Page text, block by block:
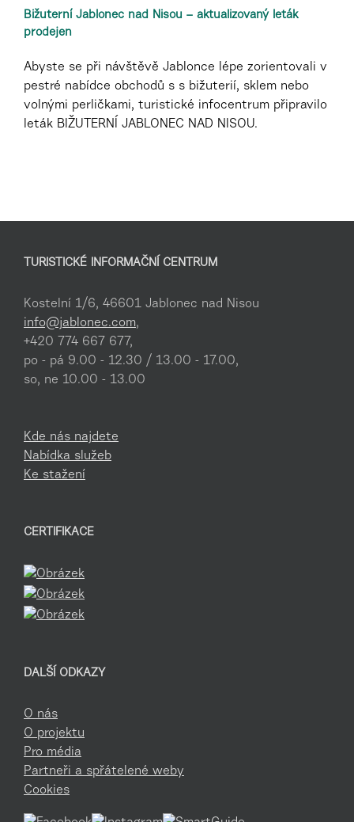
Bižuterní Jablonec nad Nisou – aktualizovaný leták
prodejen
Abyste se při návštěvě Jablonce lépe zorientovali v
pestré nabídce obchodů s s bižuterií, sklem nebo
volnými perličkami, turistické infocentrum připravilo
leták BIŽUTERNÍ JABLONEC NAD NISOU.
TURISTICKÉ INFORMAČNÍ CENTRUM
Kostelní 1/6, 46601 Jablonec nad Nisou
info@jablonec.com,
+420 774 667 677,
po - pá 9.00 - 12.30 / 13.00 - 17.00,
so, ne 10.00 - 13.00
Kde nás najdete
Nabídka služeb
Ke stažení
CERTIFIKACE
DALŠÍ ODKAZY
O nás
O projektu
Pro média
Partneři a spřátelené weby
Cookies